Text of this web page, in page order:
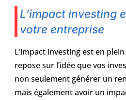
L’impact investing
votre entreprise
L’impact investing est en
repose sur l’idée que vos
non seulement générer un
mais également avoir un